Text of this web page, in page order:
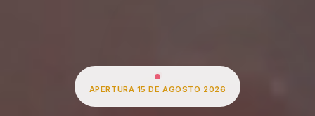
APERTURA 15 DE AGOSTO 2026